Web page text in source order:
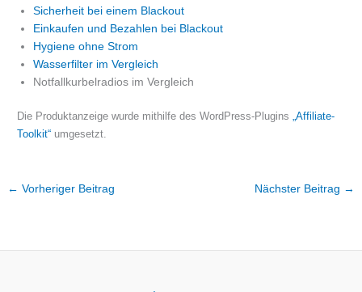
Sicherheit bei einem Blackout
Einkaufen und Bezahlen bei Blackout
Hygiene ohne Strom
Wasserfilter im Vergleich
Notfallkurbelradios im Vergleich
Die Produktanzeige wurde mithilfe des WordPress-Plugins„Affiliate-
Toolkit“ umgesetzt.
← Vorheriger Beitrag Nächster Beitrag →